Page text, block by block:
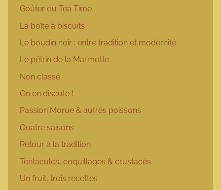
Goûter ou Tea Time
La boîte à biscuits
Le boudin noir : entre tradition et modernité
Le pétrin de la Marmotte
Non classé
On en discute !
Passion Morue & autres poissons
Quatre saisons
Retour à la tradition
Tentacules, coquillages & crustacés
Un fruit, trois recettes